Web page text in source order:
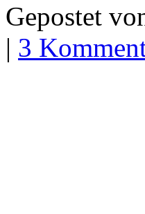
Gepostet
| 3